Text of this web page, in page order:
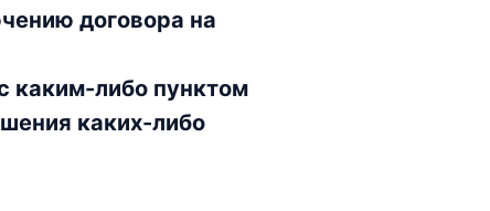
договора на
каким-либо пунктом
каких-либо